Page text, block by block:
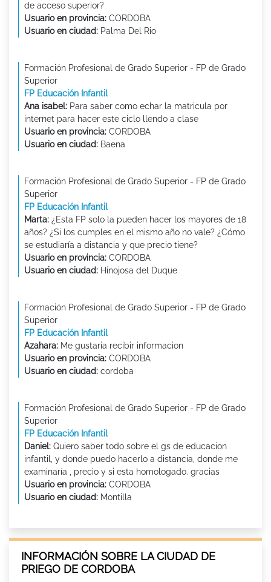
de acceso superior?
Usuario en provincia: CORDOBA
Usuario en ciudad: Palma Del Rio
Formación Profesional de Grado Superior - FP de Grado
Superior
FP Educación Infantil
Ana isabel: Para saber como echar la matricula por
internet para hacer este ciclo llendo a clase
Usuario en provincia: CORDOBA
Usuario en ciudad: Baena
Formación Profesional de Grado Superior - FP de Grado
Superior
FP Educación Infantil
Marta: ¿Esta FP solo la pueden hacer los mayores de 18
años? ¿Si los cumples en el mismo año no vale? ¿Cómo
se estudiaría a distancia y que precio tiene?
Usuario en provincia: CORDOBA
Usuario en ciudad: Hinojosa del Duque
Formación Profesional de Grado Superior - FP de Grado
Superior
FP Educación Infantil
Azahara: Me gustaria recibir informacion
Usuario en provincia: CORDOBA
Usuario en ciudad: cordoba
Formación Profesional de Grado Superior - FP de Grado
Superior
FP Educación Infantil
Daniel: Quiero saber todo sobre el gs de educacion
infantil, y donde puedo hacerlo a distancia, donde me
examinaría , precio y si esta homologado. gracias
Usuario en provincia: CORDOBA
Usuario en ciudad: Montilla
INFORMACIÓN SOBRE LA CIUDAD DE
PRIEGO DE CORDOBA